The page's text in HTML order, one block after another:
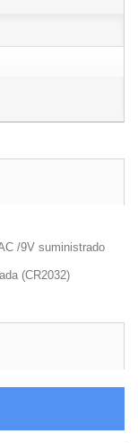
/9V suministrado
(CR2032)